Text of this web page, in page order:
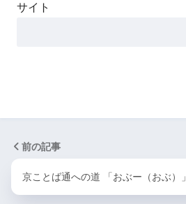
サイト
前の記事
京ことば通への道 「おぶー（おぶ）」